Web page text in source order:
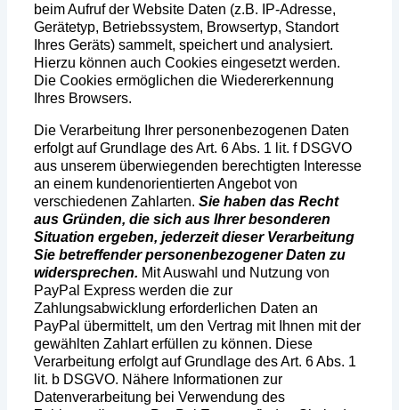
beim Aufruf der Website Daten (z.B. IP-Adresse,
Gerätetyp, Betriebssystem, Browsertyp, Standort
Ihres Geräts) sammelt, speichert und analysiert.
Hierzu können auch Cookies eingesetzt werden.
Die Cookies ermöglichen die Wiedererkennung
Ihres Browsers.
Die Verarbeitung Ihrer personenbezogenen Daten
erfolgt auf Grundlage des Art. 6 Abs. 1 lit. f DSGVO
aus unserem überwiegenden berechtigten Interesse
an einem kundenorientierten Angebot von
verschiedenen Zahlarten. Sie haben das Recht
aus Gründen, die sich aus Ihrer besonderen
Situation ergeben, jederzeit dieser Verarbeitung
Sie betreffender personenbezogener Daten zu
widersprechen. Mit Auswahl und Nutzung von
PayPal Express werden die zur
Zahlungsabwicklung erforderlichen Daten an
PayPal übermittelt, um den Vertrag mit Ihnen mit der
gewählten Zahlart erfüllen zu können. Diese
Verarbeitung erfolgt auf Grundlage des Art. 6 Abs. 1
lit. b DSGVO. Nähere Informationen zur
Datenverarbeitung bei Verwendung des